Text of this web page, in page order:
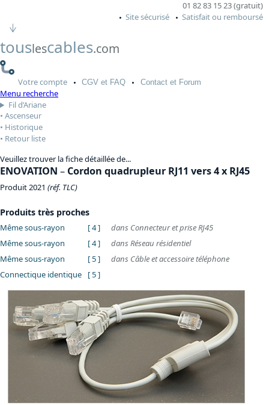
01 82 83 15 23 (gratuit)
Site sécurisé
Satisfait ou remboursé
touslescables.com
Votrecompte CGV et FAQ Contactet Forum
Menu recherche
Fil d’Ariane
Ascenseur
Historique
Retour liste
Veuillez trouver la fiche détaillée de...
ENOVATION – Cordon quadrupleur RJ11 vers 4 x RJ45
Produit 2021 (réf. TLC)
Produits très proches
Même sous-rayon [ 4 ]
dans Connecteur et prise RJ45
Même sous-rayon
[ 4 ]
dans Réseau résidentiel
Même sous-rayon
[ 5 ]
dans Câble et accessoire téléphone
Connectique identique
[ 5 ]